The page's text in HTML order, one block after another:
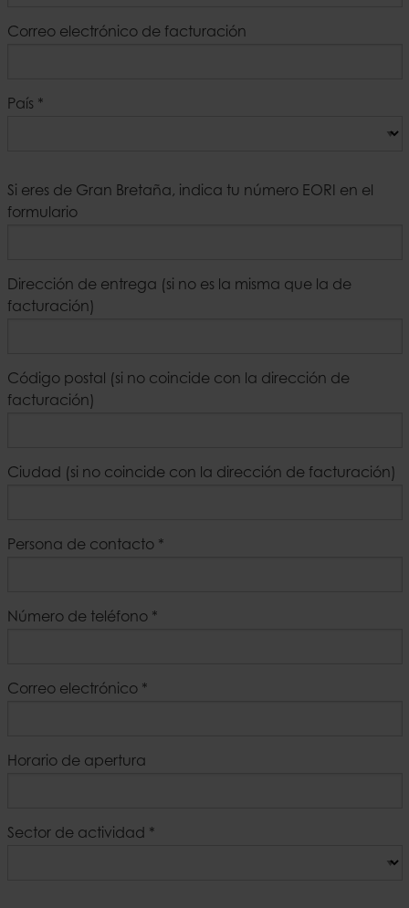
Correo electrónico de facturación
País *
Si eres de Gran Bretaña, indica tu número EORI en el
formulario
Dirección de entrega (si no es la misma que la de
facturación)
Código postal (si no coincide con la dirección de
facturación)
Ciudad (si no coincide con la dirección de facturación)
Persona de contacto *
Número de teléfono *
Correo electrónico *
Horario de apertura
Sector de actividad *